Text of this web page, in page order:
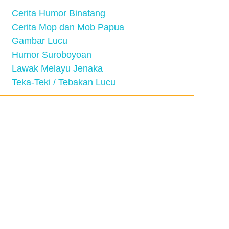
Cerita Humor Binatang
Cerita Mop dan Mob Papua
Gambar Lucu
Humor Suroboyoan
Lawak Melayu Jenaka
Teka-Teki / Tebakan Lucu